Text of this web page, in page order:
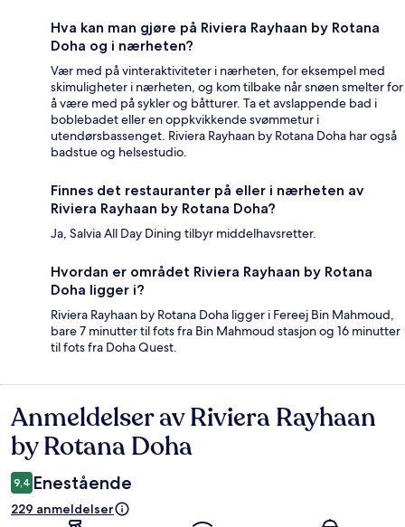
Hva kan man gjøre på Riviera Rayhaan by Rotana
Doha og i nærheten?
Vær med på vinteraktiviteter i nærheten, for eksempel med
skimuligheter i nærheten, og kom tilbake når snøen smelter for
å være med på sykler og båtturer. Ta et avslappende bad i
boblebadet eller en oppkvikkende svømmetur i
utendørsbassenget. Riviera Rayhaan by Rotana Doha har også
badstue og helsestudio.
Finnes det restauranter på eller i nærheten av
Riviera Rayhaan by Rotana Doha?
Ja, Salvia All Day Dining tilbyr middelhavsretter.
Hvordan er området Riviera Rayhaan by Rotana
Doha ligger i?
Riviera Rayhaan by Rotana Doha ligger i Fereej Bin Mahmoud,
bare 7 minutter til fots fra Bin Mahmoud stasjon og 16 minutter
til fots fra Doha Quest.
Anmeldelser
Anmeldelser av Riviera Rayhaan
by Rotana Doha
9,4 Enestående
229 anmeldelser